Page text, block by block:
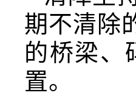
期不清除
的桥梁、
置。